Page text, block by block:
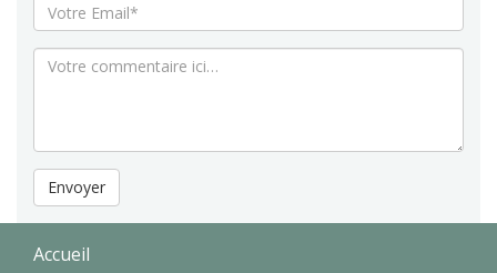
Envoyer
Accueil